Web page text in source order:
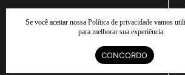
Se você aceitar nossa Política de privacidadevamos
para melhorar sua experiência.
CONCORDO